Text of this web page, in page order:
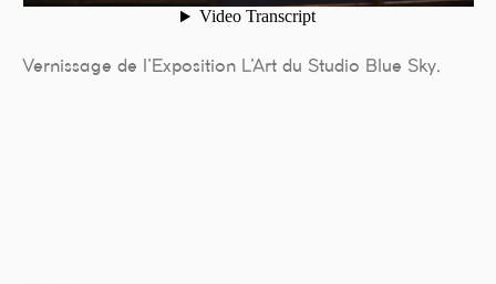
Vernissage de l’Exposition L’Art du Studio Blue Sky.